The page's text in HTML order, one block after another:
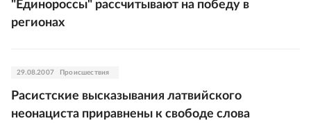
"Единороссы" рассчитывают на победу в
регионах
29.08.2007 Происшествия
Расистские высказывания латвийского
неонациста приравнены к свободе слова